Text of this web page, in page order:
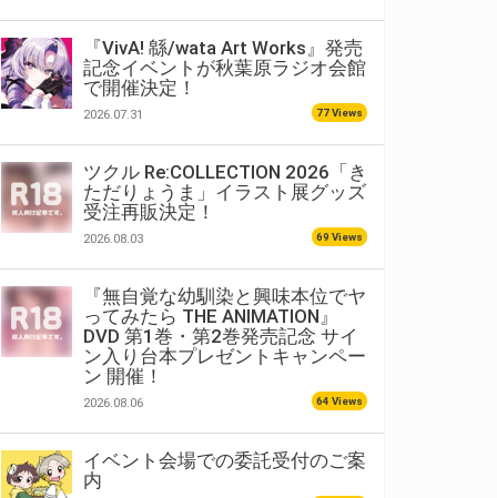
『VivA! 緜/wata Art Works』発売
記念イベントが秋葉原ラジオ会館
で開催決定！
2026.07.31 77 Views
ツクル Re:COLLECTION 2026「き
ただりょうま」イラスト展グッズ
受注再販決定！
2026.08.03 69 Views
『無自覚な幼馴染と興味本位でヤ
ってみたら THE ANIMATION』
DVD 第1巻・第2巻発売記念 サイ
ン入り台本プレゼントキャンペー
ン 開催！
2026.08.06 64 Views
イベント会場での委託受付のご案
内